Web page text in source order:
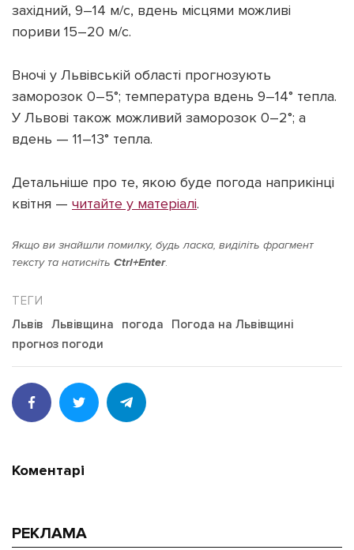
західний, 9–14 м/с, вдень місцями можливі
пориви 15–20 м/с.
Вночі у Львівській області прогнозують
заморозок 0–5°; температура вдень 9–14° тепла.
У Львові також можливий заморозок 0–2°; а
вдень — 11–13° тепла.
Детальніше про те, якою буде погода наприкінці
квітня — читайте у матеріалі.
Якщо ви знайшли помилку, будь ласка, виділіть фрагмент
тексту та натисніть Ctrl+Enter.
Львів Львівщина погода
Погода на Львівщині
прогноз погоди
Коментарі
РЕКЛАМА